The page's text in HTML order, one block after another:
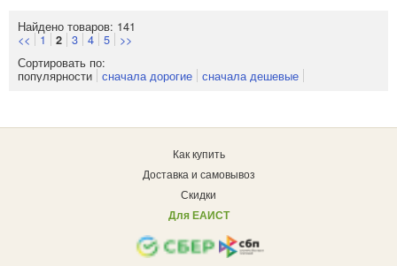
Найдено товаров: 141
<< 1 2 3 4 5
>>
Сортировать по:
популярности сначала дорогие сначала дешевые
Как купить
Доставка и самовывоз
Скидки
Для ЕАИСТ